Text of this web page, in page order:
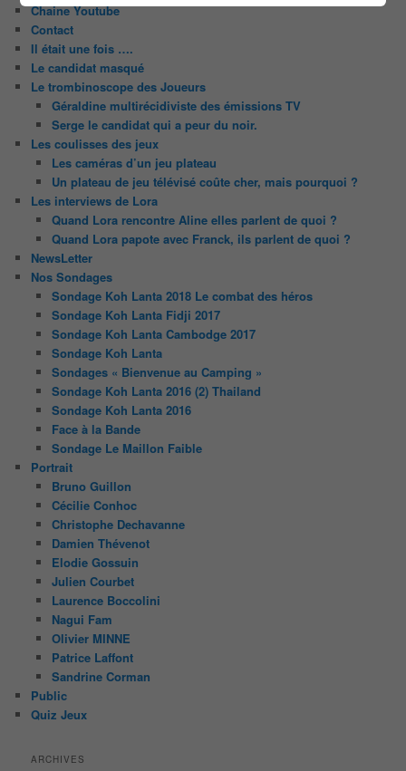
Chaine Youtube
Contact
Il était une fois ….
Le candidat masqué
Le trombinoscope des Joueurs
Géraldine multirécidiviste des émissions TV
Serge le candidat qui a peur du noir.
Les coulisses des jeux
Les caméras d’un jeu plateau
Un plateau de jeu télévisé coûte cher, mais pourquoi ?
Les interviews de Lora
Quand Lora rencontre Aline elles parlent de quoi ?
Quand Lora papote avec Franck, ils parlent de quoi ?
NewsLetter
Nos Sondages
Sondage Koh Lanta 2018 Le combat des héros
Sondage Koh Lanta Fidji 2017
Sondage Koh Lanta Cambodge 2017
Sondage Koh Lanta
Sondages « Bienvenue au Camping »
Sondage Koh Lanta 2016 (2) Thailand
Sondage Koh Lanta 2016
Face à la Bande
Sondage Le Maillon Faible
Portrait
Bruno Guillon
Cécilie Conhoc
Christophe Dechavanne
Damien Thévenot
Elodie Gossuin
Julien Courbet
Laurence Boccolini
Nagui Fam
Olivier MINNE
Patrice Laffont
Sandrine Corman
Public
Quiz Jeux
ARCHIVES